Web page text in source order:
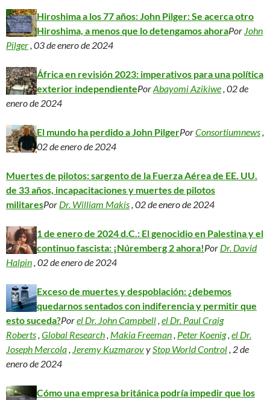
Hiroshima a los 77 años: John Pilger: Se acerca otro
Hiroshima, a menos que lo detengamos ahoraPor John
Pilger, 03 de enero de 2024
África en revisión 2023: imperativos para una política
exterior independientePorAbayomi Azikiwe, 02 de
enero de 2024
El mundo ha perdido a John PilgerPorConsortiumnews,
02 de enero de 2024
Muertes de pilotos: sargento de la Fuerza Aérea de EE. UU.
de 33 años, incapacitaciones y muertes de pilotos
militaresPor Dr. William Makis, 02 de enero de 2024
1 de enero de 2024 d.C.: El genocidio en Palestina y el
continuo fascista: ¡Núremberg 2 ahora!Por Dr. David
Halpin, 02 de enero de 2024
Exceso de muertes y despoblación: ¿debemos
quedarnos sentados con indiferencia y permitir que
esto suceda?Porel Dr. John Campbell, el Dr. Paul Craig
Roberts, Global Research, Makia Freeman, Peter Koenig, el Dr.
Joseph Mercola, Jeremy KuzmarovyStop World Control, 2 de
enero de 2024
Cómo una empresa británica podría impedir que los